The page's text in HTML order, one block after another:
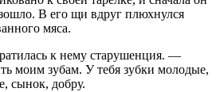
В его щи вдруг плюхнулся
мяса.
к нему старушенция. —
моим зубам. У тебя зубки молодые,
сынок, добру.